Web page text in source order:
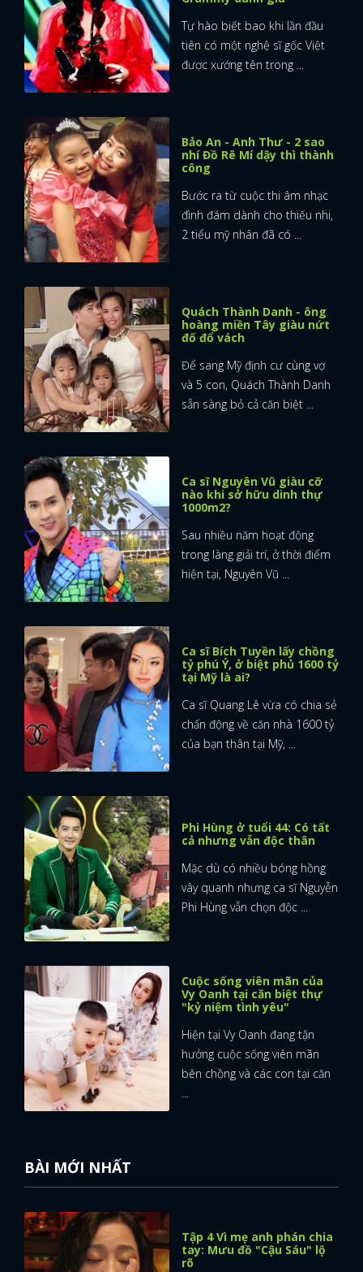
FACEBOOK GOOGLE
Tự hào biết bao khi lần đầu
tiên có một nghệ sĩ gốc Việt
được xướng tên trong ...
Bảo An - Anh Thư - 2 sao
nhí Đồ Rê Mí dậy thì thành
công
Bước ra từ cuộc thi âm nhạc
đình đám dành cho thiếu nhi,
2 tiểu mỹ nhân đã có ...
Quách Thành Danh - ông
hoàng miền Tây giàu nứt
đố đổ vách
Để sang Mỹ định cư cùng vợ
và 5 con, Quách Thành Danh
sẵn sàng bỏ cả căn biệt ...
Ca sĩ Nguyên Vũ giàu cỡ
nào khi sở hữu dinh thự
1000m2?
Sau nhiều năm hoạt động
trong làng giải trí, ở thời điểm
hiện tại, Nguyên Vũ ...
Ca sĩ Bích Tuyền lấy chồng
tỷ phú Ý, ở biệt phủ 1600 tỷ
tại Mỹ là ai?
Ca sĩ Quang Lê vừa có chia sẻ
chấn động về căn nhà 1600 tỷ
của bạn thân tại Mỹ, ...
Phi Hùng ở tuổi 44: Có tất
cả nhưng vẫn độc thân
Mặc dù có nhiều bóng hồng
vây quanh nhưng ca sĩ Nguyễn
Phi Hùng vẫn chọn độc ...
Cuộc sống viên mãn của
Vy Oanh tại căn biệt thự
"kỷ niệm tình yêu"
Hiện tại Vy Oanh đang tận
hưởng cuộc sống viên mãn
bên chồng và các con tại căn
...
BÀI MỚI NHẤT
Tập 4 Vì mẹ anh phán chia
tay: Mưu đồ "Cậu Sáu" lộ
rõ